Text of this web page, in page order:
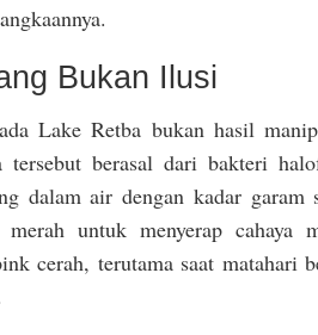
Bukan Ilusi
Lake Retba bukan hasil
tersebut berasal dari bakteri
dalam air dengan kadar
merah untuk menyerap cahaya
cerah, terutama saat matahari